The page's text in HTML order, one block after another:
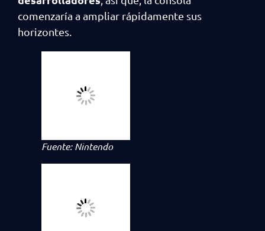
comenzaría a ampliar rápidamente sus
horizontes.
Fuente: Nintendo